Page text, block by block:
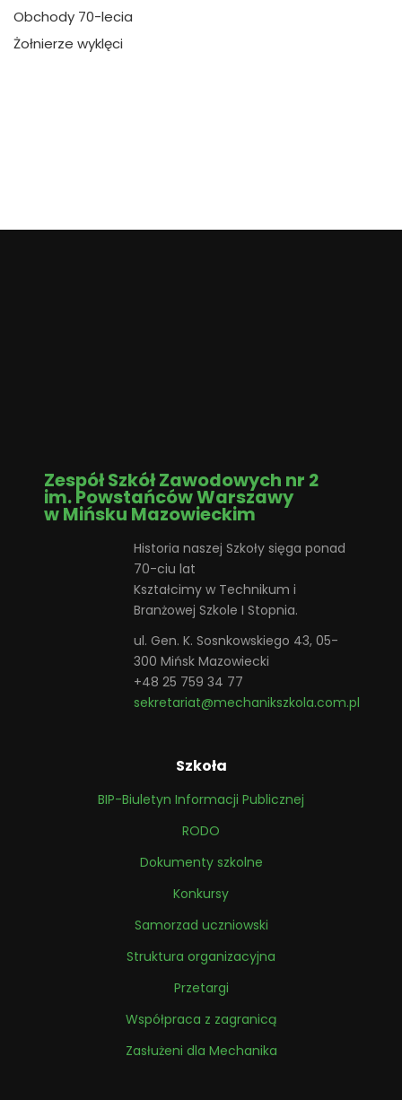
Obchody 70-lecia
Żołnierze wyklęci
Zespół Szkół Zawodowych nr 2
im. Powstańców Warszawy
w Mińsku Mazowieckim
Historia naszej Szkoły sięga ponad
70-ciu lat
Kształcimy w Technikum i
Branżowej Szkole I Stopnia.
ul. Gen. K. Sosnkowskiego 43, 05-
300 Mińsk Mazowiecki
+48 25 759 34 77
sekretariat@mechanikszkola.com.pl
Szkoła
BIP-Biuletyn Informacji Publicznej
RODO
Dokumenty szkolne
Konkursy
Samorzad uczniowski
Struktura organizacyjna
Przetargi
Współpraca z zagranicą
Zasłużeni dla Mechanika